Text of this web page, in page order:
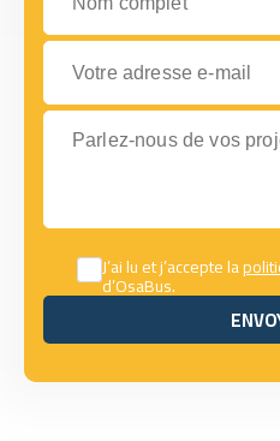
Votre adresse e-mail
Parlez-nous de vos projets
J’ai lu et j’accepte la
d’OsaBus.